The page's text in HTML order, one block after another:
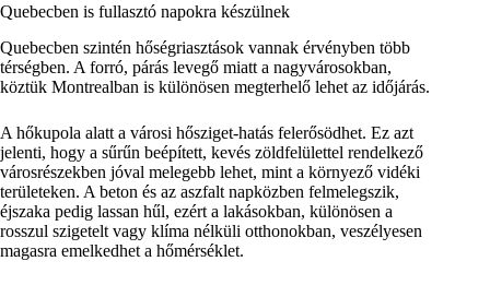
Quebecben is fullasztó napokra készülnek
Quebecben szintén hőségriasztások vannak érvényben több
térségben. A forró, párás levegő miatt a nagyvárosokban,
köztük Montrealban is különösen megterhelő lehet az időjárás.
A hőkupola alatt a városi hősziget-hatás felerősödhet. Ez azt
jelenti, hogy a sűrűn beépített, kevés zöldfelülettel rendelkező
városrészekben jóval melegebb lehet, mint a környező vidéki
területeken. A beton és az aszfalt napközben felmelegszik,
éjszaka pedig lassan hűl, ezért a lakásokban, különösen a
rosszul szigetelt vagy klíma nélküli otthonokban, veszélyesen
magasra emelkedhet a hőmérséklet.